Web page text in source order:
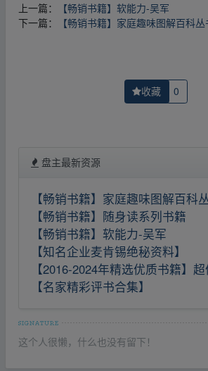
上一篇：
【畅销书籍】软能力-吴军
下一篇：
【畅销书籍】家庭趣味图解百科
收藏 0
盘主最新资源
【畅销书籍】家庭趣味图解百科
【畅销书籍】随身读系列书籍
【畅销书籍】软能力-吴军
【知名企业麦肯锡绝秘资料】
【2016-2024年精选优质书籍】超
【名家精彩评书合集】
这个人很懒，什么也没有留下！